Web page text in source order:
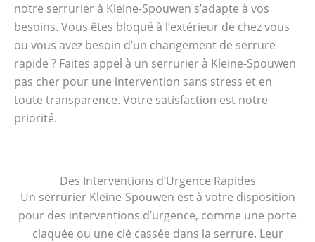
notre serrurier à Kleine-Spouwen s’adapte à vos
besoins. Vous êtes bloqué à l’extérieur de chez vous
ou vous avez besoin d’un changement de serrure
rapide ? Faites appel à un serrurier à Kleine-Spouwen
pas cher pour une intervention sans stress et en
toute transparence. Votre satisfaction est notre
priorité.
Des Interventions d’Urgence Rapides
Un serrurier Kleine-Spouwen est à votre disposition
pour des interventions d’urgence, comme une porte
claquée ou une clé cassée dans la serrure. Leur